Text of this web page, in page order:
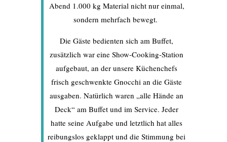
Abend 1.000 kg Material nicht nur einmal,
sondern mehrfach bewegt.
Die Gäste bedienten sich am Buffet,
zusätzlich war eine Show-Cooking-Station
aufgebaut, an der unsere Küchenchefs
frisch geschwenkte Gnocchi an die Gäste
ausgaben. Natürlich waren „alle Hände an
Deck“ am Buffet und im Service. Jeder
hatte seine Aufgabe und letztlich hat alles
reibungslos geklappt und die Stimmung bei